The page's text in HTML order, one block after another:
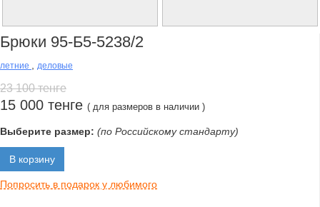
Брюки 95-Б5-5238/2
летние деловые
23 100 тенге
15 000 тенге ( для размеров в наличии )
Выберите размер: (по Российскому стандарту)
В корзину
Попросить в подарок у любимого